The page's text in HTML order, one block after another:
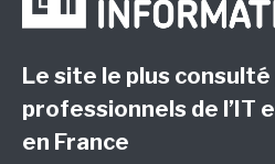
Le site le plus consulté
professionnels de l’IT
en France